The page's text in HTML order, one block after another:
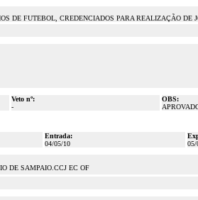
DE FUTEBOL, CREDENCIADOS PARA REALIZAÇÃO DE
Veto nº:
-
OBS:
Entrada:
04/05/10
05/
DE SAMPAIO.CCJ EC OF